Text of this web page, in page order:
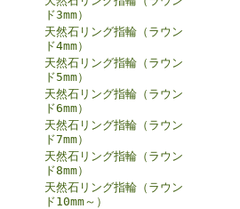
ド3mm）
天然石リング指輪（ラウン
ド4mm）
天然石リング指輪（ラウン
ド5mm）
天然石リング指輪（ラウン
ド6mm）
天然石リング指輪（ラウン
ド7mm）
天然石リング指輪（ラウン
ド8mm）
天然石リング指輪（ラウン
ド10mm～）